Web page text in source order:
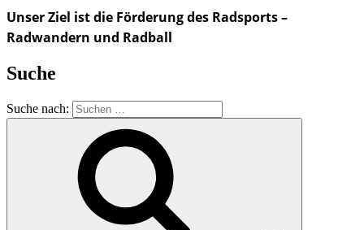
Unser Ziel ist die Förderung des Radsports –
Radwandern und Radball
Suche
Suche nach: